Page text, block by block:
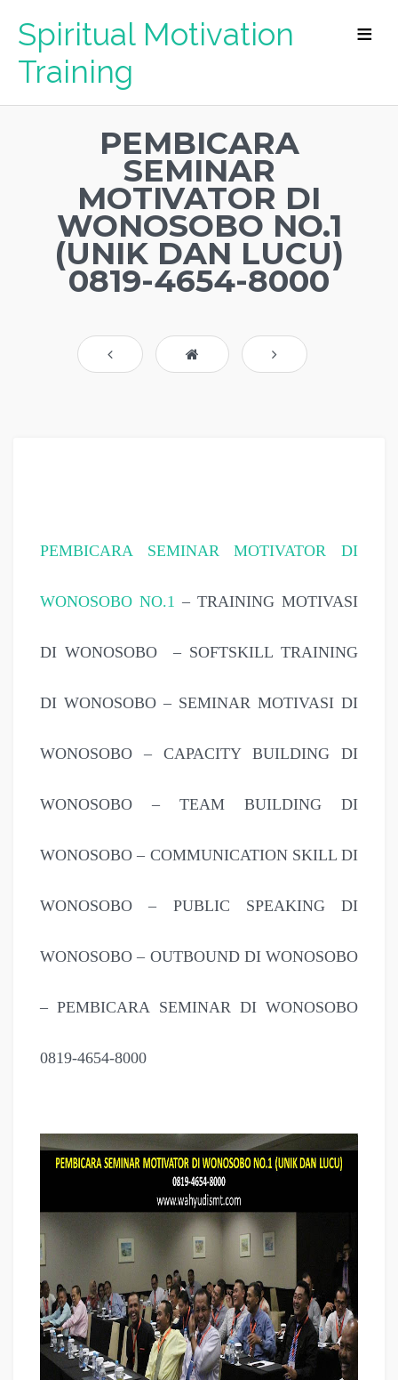
Spiritual Motivation
Training
PEMBICARA
SEMINAR
MOTIVATOR DI
WONOSOBO NO.1
(UNIK DAN LUCU)
0819-4654-8000
PEMBICARA SEMINAR MOTIVATOR DI
WONOSOBO NO.1 – TRAINING MOTIVASI
DI WONOSOBO – SOFTSKILL TRAINING
DI WONOSOBO – SEMINAR MOTIVASI DI
WONOSOBO – CAPACITY BUILDING DI
WONOSOBO – TEAM BUILDING DI
WONOSOBO – COMMUNICATION SKILL DI
WONOSOBO – PUBLIC SPEAKING DI
WONOSOBO – OUTBOUND DI WONOSOBO
– PEMBICARA SEMINAR DI WONOSOBO
0819-4654-8000